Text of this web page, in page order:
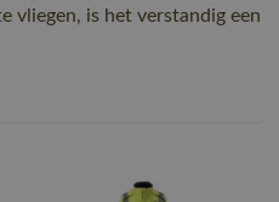
vliegen, is het verstandig een